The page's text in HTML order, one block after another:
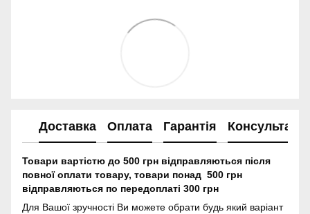
Доставка Оплата Гарантія Консультація
Товари вартістю до 500 грн відправляються після
повної оплати товару, товари понад 500 грн
відправляються по передоплаті 300 грн
Для Вашої зручності Ви можете обрати будь який варіант